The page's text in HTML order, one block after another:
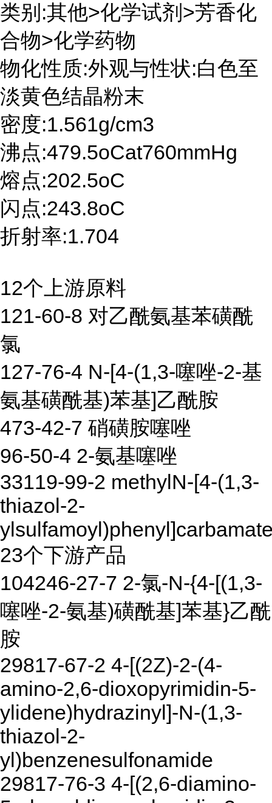
类别:其他>化学试剂>芳香化
合物>化学药物
物化性质:外观与性状:白色至
淡黄色结晶粉末
密度:1.561g/cm3
沸点:479.5oCat760mmHg
熔点:202.5oC
闪点:243.8oC
折射率:1.704
12个上游原料
121-60-8 对乙酰氨基苯磺酰
氯
127-76-4 N-[4-(1,3-噻唑-2-基
氨基磺酰基)苯基]乙酰胺
473-42-7 硝磺胺噻唑
96-50-4 2-氨基噻唑
33119-99-2 methylN-[4-(1,3-
thiazol-2-
23个下游产品
104246-27-7 2-氯-N-{4-[(1,3-
噻唑-2-氨基)磺酰基]苯基}乙酰
胺
29817-67-2 4-[(2Z)-2-(4-
amino-2,6-dioxopyrimidin-5-
ylidene)hydrazinyl]-N-(1,3-
thiazol-2-
yl)benzenesulfonamide
29817-76-3 4-[(2,6-diamino-